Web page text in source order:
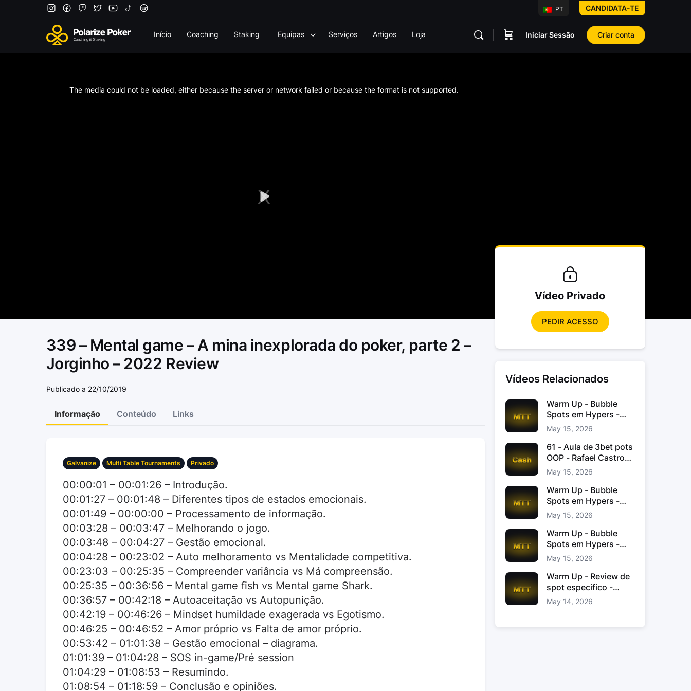
PT CANDIDATA-TE
Início Coaching Staking Equipas Serviços Artigos Loja Iniciar Sessão Criar conta
Play
The media could not be loaded, either because the server or network failed or because the format is not supported.
339 – Mental game – A mina inexplorada do poker, parte 2 –
Jorginho – 2022 Review
Publicado a 22/10/2019
Informação Conteúdo Links
Galvanize Multi Table Tournaments Privado
00:00:01 – 00:01:26 – Introdução.
00:01:27 – 00:01:48 – Diferentes tipos de estados emocionais.
00:01:49 – 00:00:00 – Processamento de informação.
00:03:28 – 00:03:47 – Melhorando o jogo.
00:03:48 – 00:04:27 – Gestão emocional.
00:04:28 – 00:23:02 – Auto melhoramento vs Mentalidade competitiva.
00:23:03 – 00:25:35 – Compreender variância vs Má compreensão.
00:25:35 – 00:36:56 – Mental game fish vs Mental game Shark.
00:36:57 – 00:42:18 – Autoaceitação vs Autopunição.
00:42:19 – 00:46:26 – Mindset humildade exagerada vs Egotismo.
00:46:25 – 00:46:52 – Amor próprio vs Falta de amor próprio.
00:53:42 – 01:01:38 – Gestão emocional – diagrama.
01:01:39 – 01:04:28 – SOS in-game/Pré session
01:04:29 – 01:08:53 – Resumindo.
01:08:54 – 01:18:59 – Conclusão e opiniões.
Vídeo Privado
PEDIR ACESSO
Vídeos Relacionados
Warm Up - Bubble
Spots em Hypers -
João “JoaoChef“
Branco
May 15, 2026
61 - Aula de 3bet pots
OOP - Rafael Castro
Jacinto
May 15, 2026
Warm Up - Bubble
Spots em Hypers -
João “JoaoChef“
Branco
May 15, 2026
Warm Up - Bubble
Spots em Hypers -
João JoaoChef
Branco
May 15, 2026
Warm Up - Review de
spot especifico -
xinas85
May 14, 2026